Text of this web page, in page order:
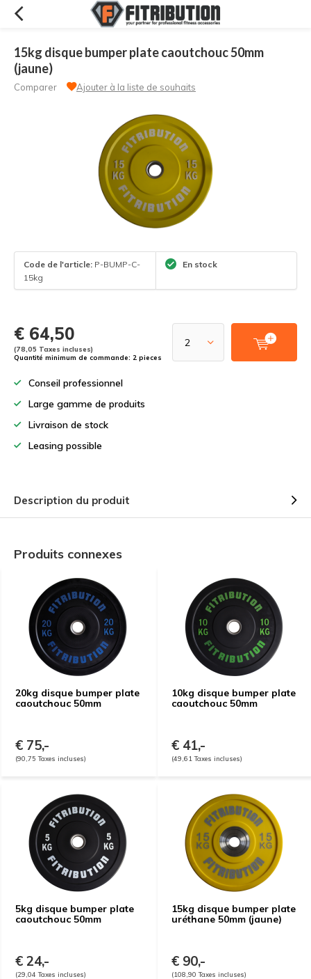
15kg disque bumper plate caoutchouc 50mm
(jaune)
Comparer Ajouter à la liste de souhaits
Code de l'article: P-BUMP-C-
15kg
En stock
€ 64,50
(78,05 Taxes incluses)
Quantité minimum de commande: 2 pieces
Conseil professionnel
Large gamme de produits
Livraison de stock
Leasing possible
Description du produit
Produits connexes
20kg disque bumper plate
caoutchouc 50mm
€ 75,-
(90,75 Taxes incluses)
10kg disque bumper plate
caoutchouc 50mm
€ 41,-
(49,61 Taxes incluses)
5kg disque bumper plate
caoutchouc 50mm
€ 24,-
(29,04 Taxes incluses)
15kg disque bumper plate
uréthane 50mm (jaune)
€ 90,-
(108,90 Taxes incluses)